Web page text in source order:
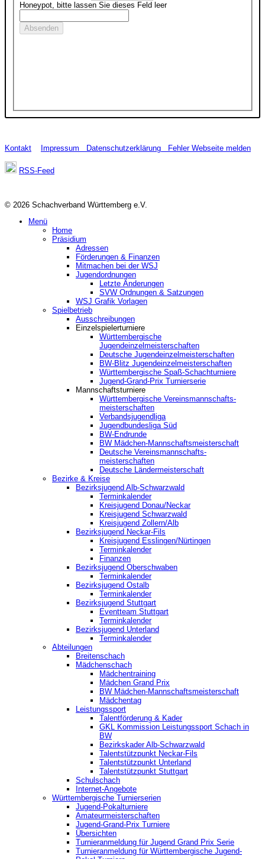
Honeypot, bitte lassen Sie dieses Feld leer
Kontakt Impressum Datenschutzerklärung Fehler Webseite melden
RSS-Feed
© 2026 Schachverband Württemberg e.V.
Menü
Home
Präsidium
Adressen
Förderungen & Finanzen
Mitmachen bei der WSJ
Jugendordnungen
Letzte Änderungen
SVW Ordnungen & Satzungen
WSJ Grafik Vorlagen
Spielbetrieb
Ausschreibungen
Einzelspielerturniere
Württembergische
Jugendeinzelmeisterschaften
Deutsche Jugendeinzelmeisterschaften
BW-Blitz Jugendeinzelmeisterschaften
Württembergische Spaß-Schachturniere
Jugend-Grand-Prix Turnierserie
Mannschaftsturniere
Württembergische Vereinsmannschafts-
meisterschaften
Verbandsjugendliga
Jugendbundesliga Süd
BW-Endrunde
BW Mädchen-Mannschaftsmeisterschaft
Deutsche Vereinsmannschafts-
meisterschaften
Deutsche Ländermeisterschaft
Bezirke & Kreise
Bezirksjugend Alb-Schwarzwald
Terminkalender
Kreisjugend Donau/Neckar
Kreisjugend Schwarzwald
Kreisjugend Zollern/Alb
Bezirksjugend Neckar-Fils
Kreisjugend ‎Esslingen/Nürtingen
Terminkalender
Finanzen
Bezirksjugend Oberschwaben
Terminkalender
Bezirksjugend Ostalb
Terminkalender
Bezirksjugend Stuttgart
‎Eventteam Stuttgart
Terminkalender
Bezirksjugend Unterland
Terminkalender
Abteilungen
Breitenschach
Mädchenschach
Mädchentraining
Mädchen Grand Prix
BW Mädchen-Mannschaftsmeisterschaft
Mädchentag
Leistungssport
Talentförderung & Kader
GKL Kommission Leistungssport Schach in
BW
Bezirkskader Alb-Schwarzwald
Talentstützpunkt Neckar-Fils
Talentstützpunkt Unterland
Talentstützpunkt Stuttgart
Schulschach
Internet-Angebote
Württembergische Turnierserien
Jugend-Pokalturniere
Amateurmeisterschaften
Jugend-Grand-Prix Turniere
Übersichten
Turnieranmeldung für Jugend Grand Prix Serie
Turnieranmeldung für Württembergische Jugend-